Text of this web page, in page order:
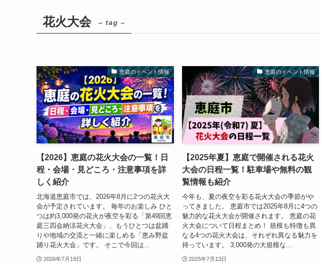
花火大会 – tag –
恵庭のイベント情報
【2026】恵庭の花火大会の一覧！日
程・会場・見どころ・注意事項を詳
しく紹介
北海道恵庭市では、2026年8月に2つの花火大
会が予定されています。 毎年のお楽しみ ひと
つは約3,000発の花火が夜空を彩る「第49回恵
庭三四会納涼花火大会」、もうひとつは盆踊
りや地域の交流と一緒に楽しめる「恵み野盆
踊り花火大会」です。 そこで今回は...
2026年7月19日
恵庭のイベント情報
【2025年夏】恵庭で開催される花火
大会の日程一覧！駐車場や無料の観
覧情報も紹介
今年も、夏の夜空を彩る花火大会の季節がや
ってきました。 恵庭市では2025年8月に4つの
魅力的な花火大会が開催されます。 恵庭の花
火大会について日程まとめ！ 規模も特徴も異
なる4つの花火大会は、それぞれ異なる魅力を
持っています。 3,000発の大規模な...
2025年7月13日